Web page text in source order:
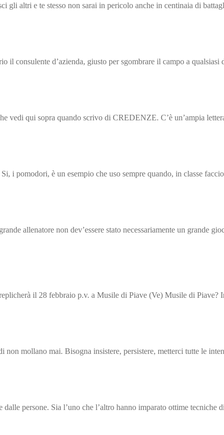
gli altri e te stesso non sarai in pericolo anche in centinaia di
il consulente d’azienda, giusto per sgombrare il campo a
vedi qui sopra quando scrivo di CREDENZE. C’è un’ampia
i pomodori, è un esempio che uso sempre quando, in classe
allenatore non dev’essere stato necessariamente un grande
il 28 febbraio p.v. a Musile di Piave (Ve) Musile di
mollano mai. Bisogna insistere, persistere, metterci tutte le
persone. Sia l’uno che l’altro hanno imparato ottime